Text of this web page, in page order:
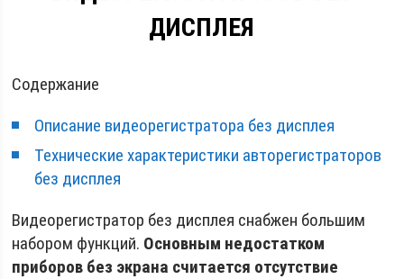
ДИСПЛЕЯ
Содержание
Описание видеорегистратора без дисплея
Технические характеристики авторегистраторов
без дисплея
Видеорегистратор без дисплея снабжен большим
набором функций. Основным недостатком
приборов без экрана считается отсутствие